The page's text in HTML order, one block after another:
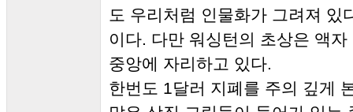
도 우리처럼 인물화가 그려져 있
이다. 다만 워싱턴의 초상은 액
중앙에 자리하고 있다.
한번도 1달러 지폐를 주의 깊게